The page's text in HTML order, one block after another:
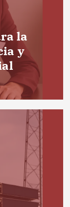
la
y